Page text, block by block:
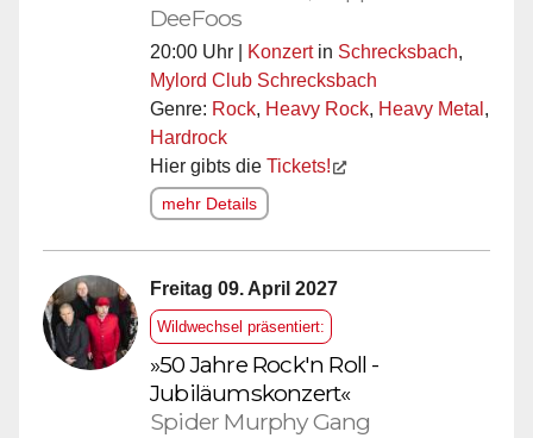
DeeFoos
20:00 Uhr | Konzertin Schrecksbach,
Mylord Club Schrecksbach
Genre: Rock, Heavy Rock, Heavy Metal ,
Hardrock
Hier gibts die Tickets!
mehr Details
Freitag 09. April 2027
Wildwechsel präsentiert:
»50 Jahre Rock'n Roll -
Jubiläumskonzert«
Spider Murphy Gang